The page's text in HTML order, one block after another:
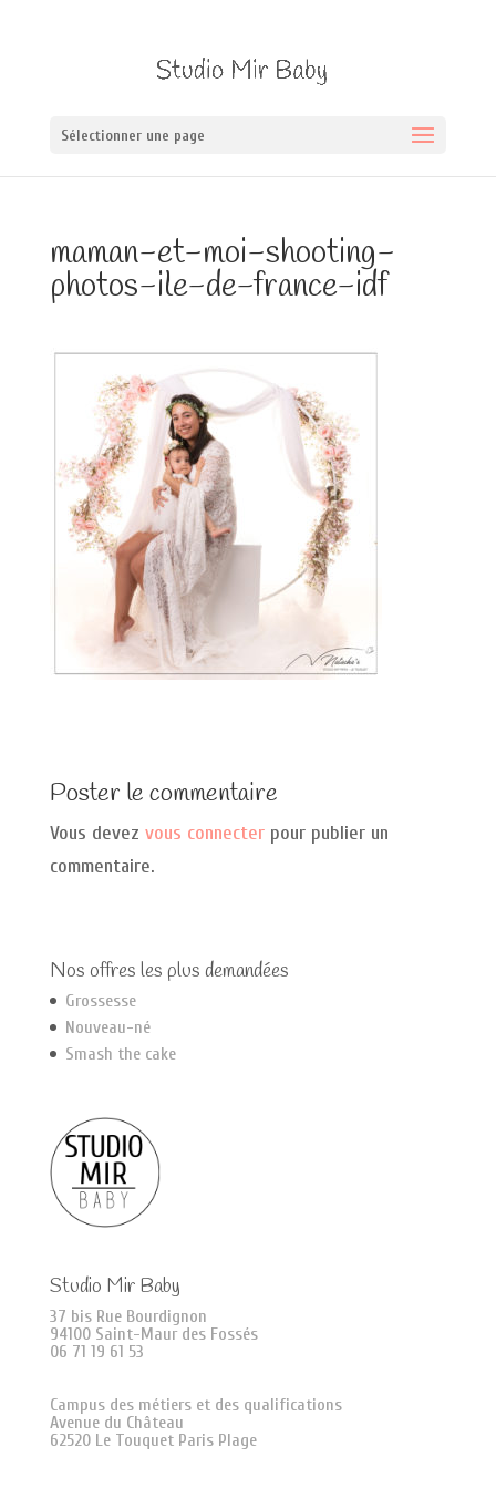
Sélectionner une page
maman-et-moi-shooting-
photos-ile-de-france-idf
Poster le commentaire
Vous devez vous connecterpour publier un
commentaire.
Nos offres les plus demandées
Grossesse
Nouveau-né
Smash the cake
Studio Mir Baby
37 bis Rue Bourdignon
94100 Saint-Maur des Fossés
06 71 19 61 53
Campus des métiers et des qualifications
Avenue du Château
62520 Le Touquet Paris Plage